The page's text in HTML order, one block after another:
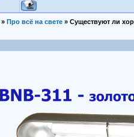
» Про всё на свете » Существуют ли